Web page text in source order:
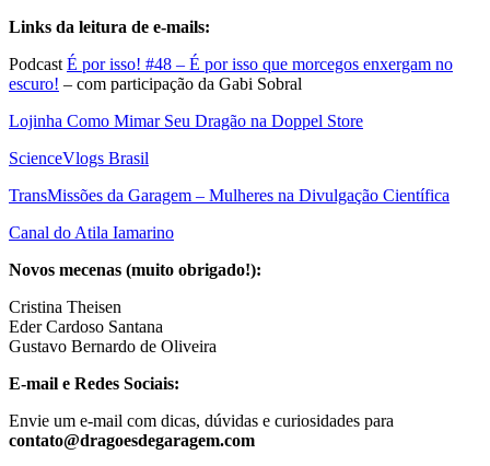
Links da leitura de e-mails:
Podcast É por isso! #48 – É por isso que morcegos enxergam no
escuro! – com participação da Gabi Sobral
Lojinha Como Mimar Seu Dragão na Doppel Store
ScienceVlogs Brasil
TransMissões da Garagem – Mulheres na Divulgação Científica
Canal do Atila Iamarino
Novos mecenas (muito obrigado!):
Cristina Theisen
Eder Cardoso Santana
Gustavo Bernardo de Oliveira
E-mail e Redes Sociais:
Envie um e-mail com dicas, dúvidas e curiosidades para
contato@dragoesdegaragem.com